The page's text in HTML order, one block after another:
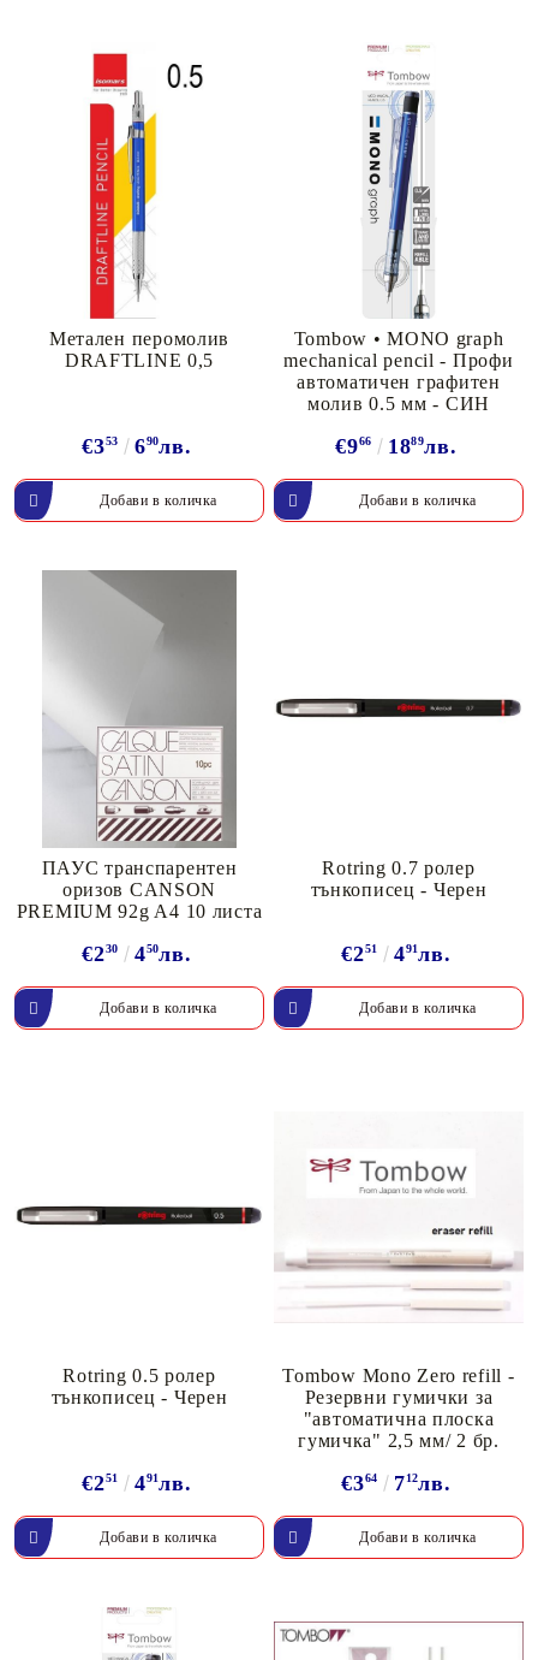
Метален перомолив
DRAFTLINE 0,5
€353 690лв.
Tombow • MONO graph
mechanical pencil - Профи
автоматичен графитен
молив 0.5 мм - СИН
€966 1889лв.
ПАУС транспарентен
оризов CANSON
PREMIUM 92g A4 10 листа
€230 450лв.
Rotring 0.7 ролер
тънкописец - Черен
€251 491лв.
Rotring 0.5 ролер
тънкописец - Черен
€251 491лв.
Tombow Mono Zero refill -
Резервни гумички за
"автоматична плоска
гумичка" 2,5 мм/ 2 бр.
€364 712лв.